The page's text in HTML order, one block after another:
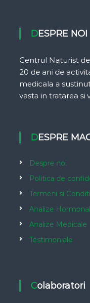
DESPRE NOI
Centrul Naturist
20 de ani de
medicala a
vasta in tratarea si
DESPRE
Despre noi
Politica de
Termeni si
Analize
Analize Medicale
Testimoniale
Colaboratori